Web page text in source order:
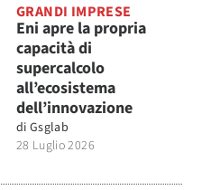
GRANDI IMPRESE
Eni apre la propria
capacità di
supercalcolo
all’ecosistema
dell’innovazione
di Gsglab
28 Luglio 2026